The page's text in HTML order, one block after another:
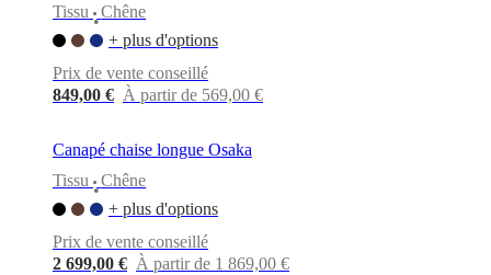
Tissu
•
Chêne
+ plus d'options
Prix de vente conseillé
849,00 € À partir de 569,00 €
Canapé chaise longue Osaka
Tissu
•
Chêne
+ plus d'options
Prix de vente conseillé
2 699,00 € À partir de 1 869,00 €